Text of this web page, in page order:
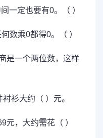
一定也要有0。（ ）
数乘0都得0。（ ）
是一个两位数，这样
衫大约（ ）元。
元，大约需花（ ）